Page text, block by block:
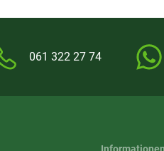
061 322 27 74
Informationen